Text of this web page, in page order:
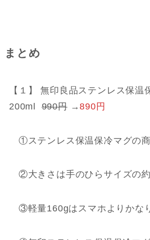
まとめ
【１】 無印良品ステンレス保温
200ml990円→890円
①ステンレス保温保冷マグの
②大きさは手のひらサイズの
③軽量160gはスマホよりかな